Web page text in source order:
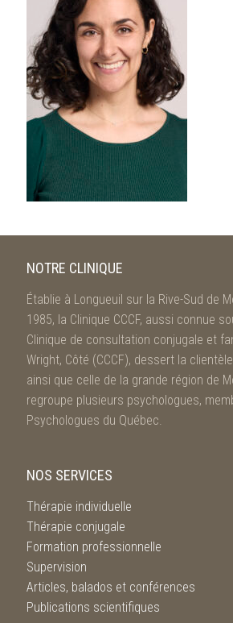
NOTRE CLINIQUE
Établie à Longueuil sur la Rive-Sud de
1985, la Clinique CCCF, aussi connue
Clinique de consultation conjugale et
Wright, Côté (CCCF), dessert la
ainsi que celle de la grande région de
regroupe plusieurs psychologues,
Psychologues du Québec.
NOS SERVICES
Thérapie individuelle
Thérapie conjugale
Formation professionnelle
Supervision
Articles, balados et conférences
Publications scientifiques